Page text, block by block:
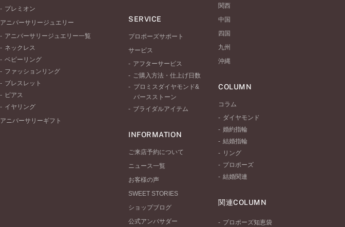
プレミオン
アニバーサリージュエリー
アニバーサリージュエリー一覧
ネックレス
ベビーリング
ファッションリング
ブレスレット
ピアス
イヤリング
アニバーサリーギフト
SERVICE
プロポーズサポート
サービス
アフターサービス
ご購入方法・仕上げ日数
プロミスダイヤモンド&
バースストーン
ブライダルアイテム
INFORMATION
ご来店予約について
ニュース一覧
お客様の声
SWEET STORIES
ショップブログ
公式アンバサダー
関西
中国
四国
九州
沖縄
COLUMN
コラム
ダイヤモンド
婚約指輪
結婚指輪
リング
プロポーズ
結婚関連
関連COLUMN
プロポーズ知恵袋